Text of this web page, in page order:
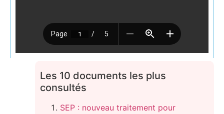
Les 10 documents les plus
consultés
SEP : nouveau traitement pour